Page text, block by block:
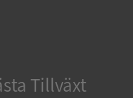
Tillväxt